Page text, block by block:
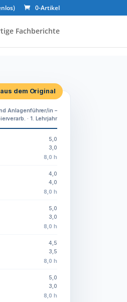
0-Artikel
Fachberichte
dem Original
Anlagenführer/in –
· 1. Lehrjahr
5,0
3,0
8,0 h
4,0
4,0
8,0 h
5,0
3,0
8,0 h
4,5
3,5
8,0 h
5,0
3,0
8,0 h